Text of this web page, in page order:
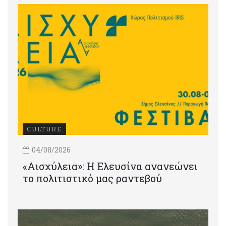
CULTURE
04/08/2026
«Αισχύλεια»: Η Ελευσίνα ανανεώνει
το πολιτιστικό μας ραντεβού